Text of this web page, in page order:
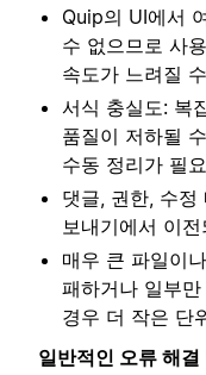
Quip의 UI에서
수 없으므로 사
속도가 느려질
서식 충실도: 복
품질이 저하될
수동 정리가 필
댓글, 권한, 수정
보내기에서 이
매우 큰 파일이
패하거나 일부
경우 더 작은 단
일반적인 오류 해결